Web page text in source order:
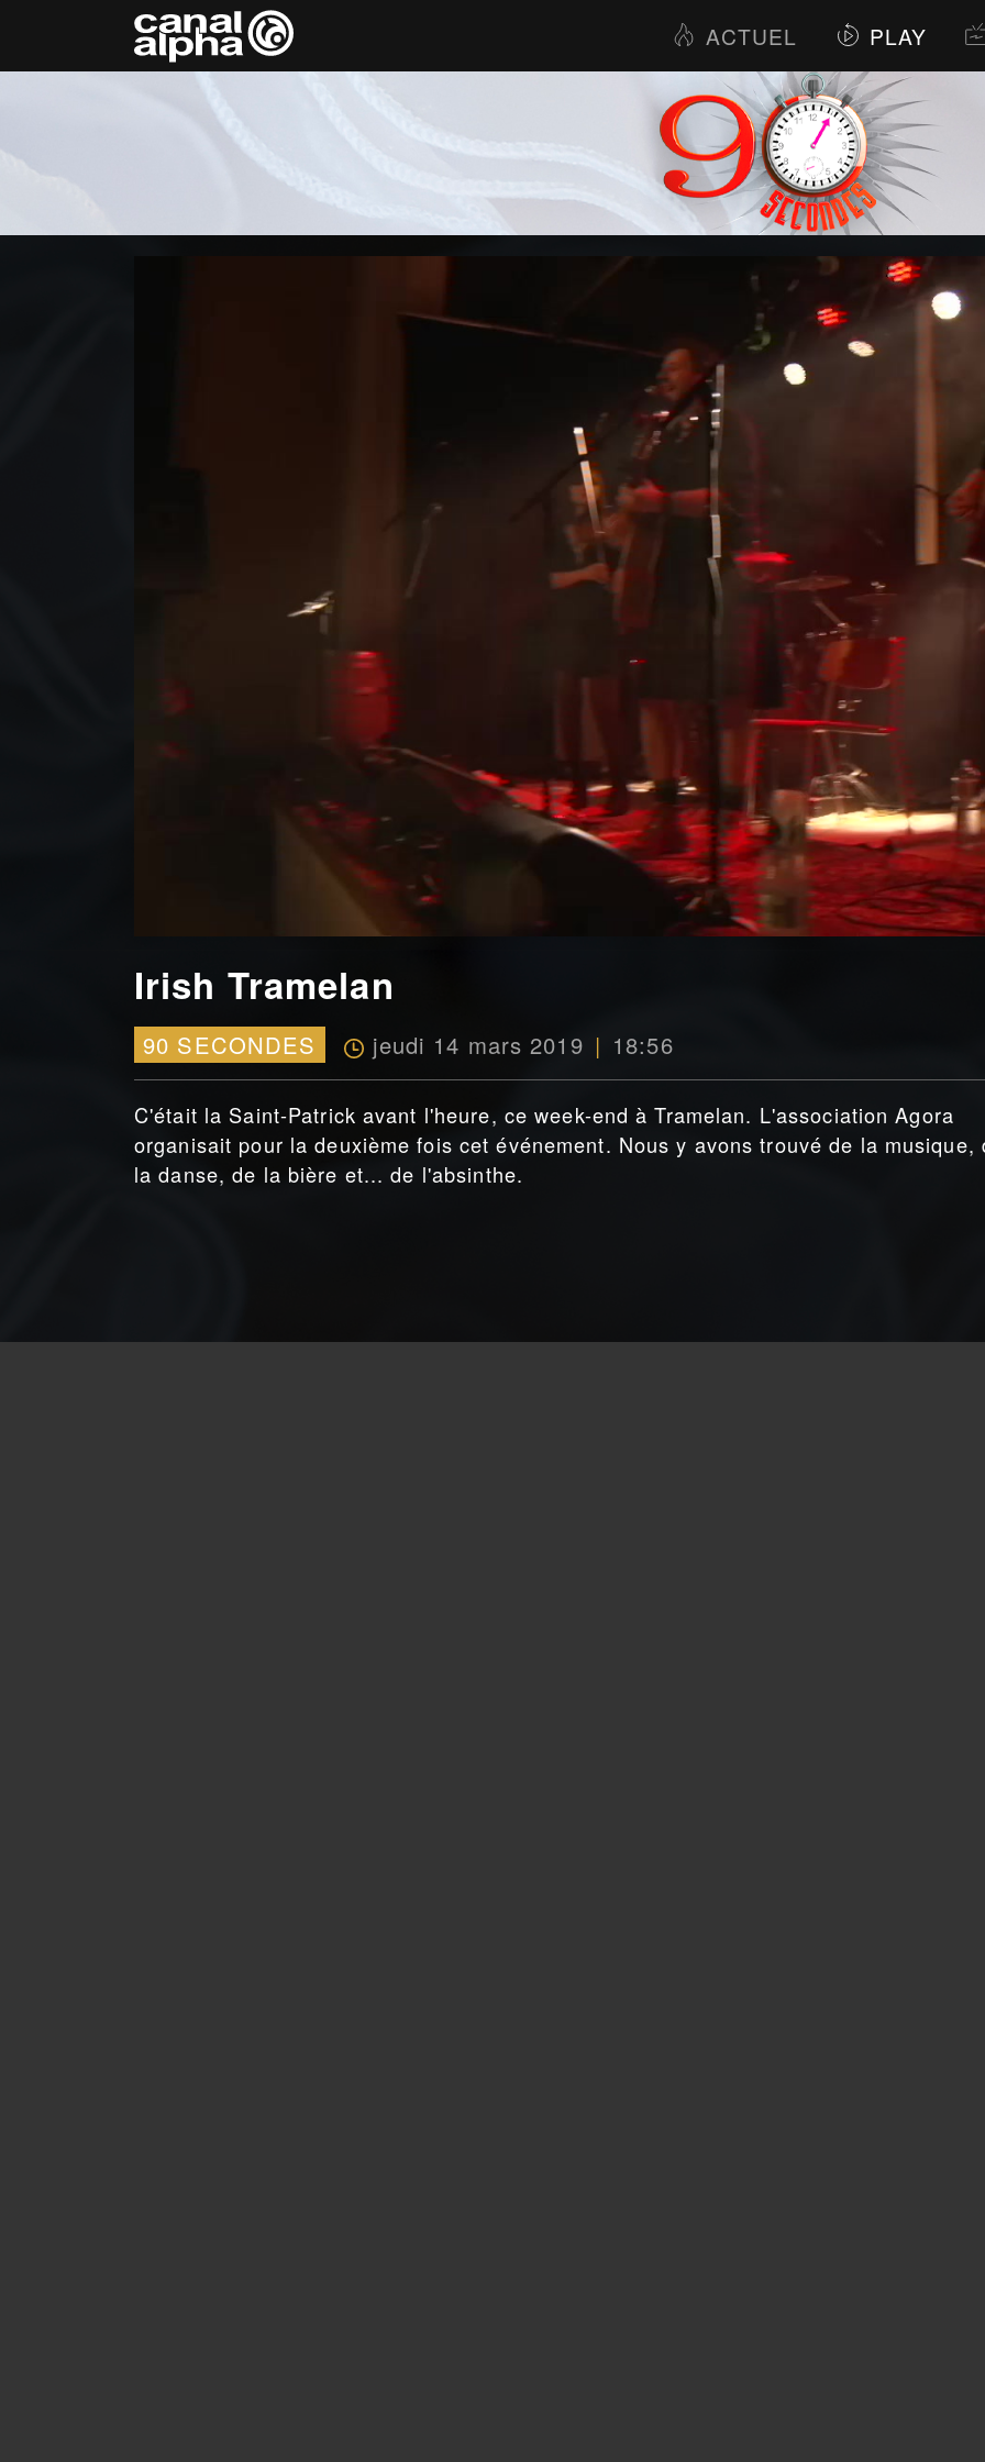
ACTUEL PLAY
Irish Tramelan
90 SECONDES jeudi 14 mars 2019 18:56
C'était la Saint-Patrick avant l'heure, ce week-end à Tramelan. L'association Agora
organisait pour la deuxième fois cet événement. Nous y avons trouvé de la musique,
la danse, de la bière et... de l'absinthe.